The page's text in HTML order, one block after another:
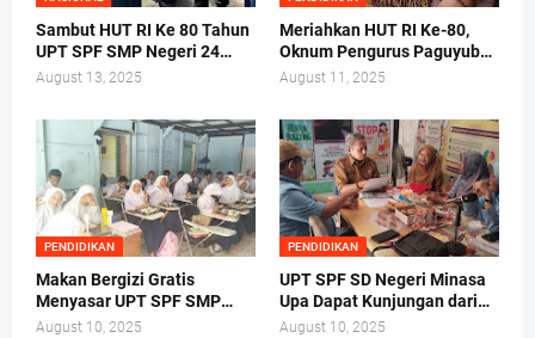
Sambut HUT RI Ke 80 Tahun
UPT SPF SMP Negeri 24
Makassar Gelar Pelantikan
2026.
August 13, 2025
Meriahkan HUT RI Ke-80,
Oknum Pengurus Paguyuban
SDN Labuang Baji 2 Pungut
August 11, 2025
PENDIDIKAN
Makan Bergizi Gratis
Menyasar UPT SPF SMP
Negeri 40 Makassar
August 10, 2025
PENDIDIKAN
UPT SPF SD Negeri Minasa
Upa Dapat Kunjungan dari
Tim Lembaga Administrasi
August 10, 2025